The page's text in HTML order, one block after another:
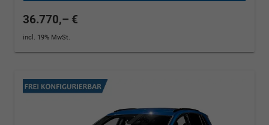
36.770,– €
incl. 19% MwSt.